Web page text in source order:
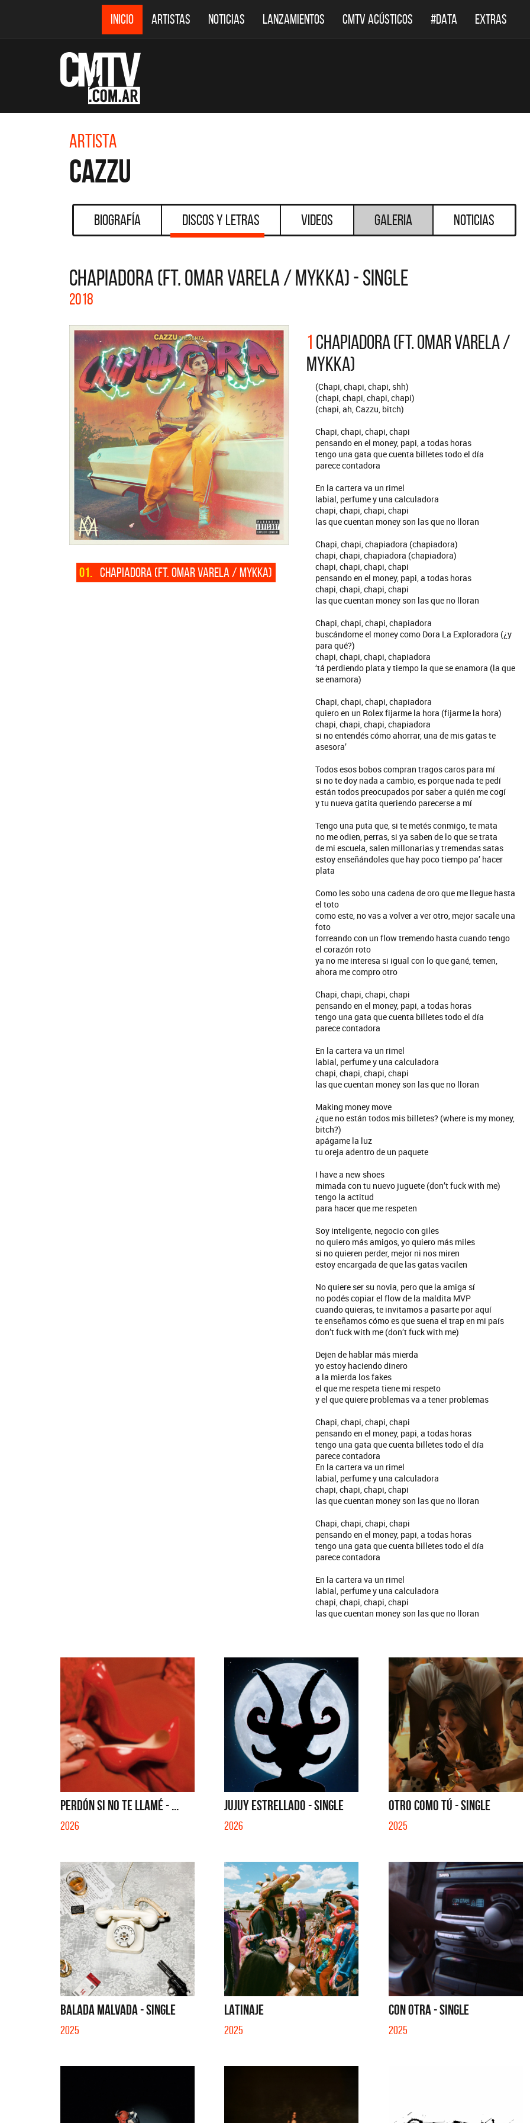
INICIO ARTISTAS NOTICIAS LANZAMIENTOS CMTV ACÚSTICOS #DATA EXTRAS
Artista
Cazzu
Biografía Discos y Letras Videos Galeria Noticias
CHAPIADORA (FT. OMAR VARELA / MYKKA) - SINGLE
2018
01. CHAPIADORA (FT. OMAR VARELA / MYKKA)
1 CHAPIADORA (FT. OMAR VARELA /
MYKKA)
(Chapi, chapi, chapi, shh)
(chapi, chapi, chapi, chapi)
(chapi, ah, Cazzu, bitch)
Chapi, chapi, chapi, chapi
pensando en el money, papi, a todas horas
tengo una gata que cuenta billetes todo el día
parece contadora
En la cartera va un rimel
labial, perfume y una calculadora
chapi, chapi, chapi, chapi
las que cuentan money son las que no lloran
Chapi, chapi, chapiadora (chapiadora)
chapi, chapi, chapiadora (chapiadora)
chapi, chapi, chapi, chapi
pensando en el money, papi, a todas horas
chapi, chapi, chapi, chapi
las que cuentan money son las que no lloran
Chapi, chapi, chapi, chapiadora
buscándome el money como Dora La Exploradora (¿y
para qué?)
chapi, chapi, chapi, chapiadora
‘tá perdiendo plata y tiempo la que se enamora (la que
se enamora)
Chapi, chapi, chapi, chapiadora
quiero en un Rolex fijarme la hora (fijarme la hora)
chapi, chapi, chapi, chapiadora
si no entendés cómo ahorrar, una de mis gatas te
asesora’
Todos esos bobos compran tragos caros para mí
si no te doy nada a cambio, es porque nada te pedí
están todos preocupados por saber a quién me cogí
y tu nueva gatita queriendo parecerse a mí
Tengo una puta que, si te metés conmigo, te mata
no me odien, perras, si ya saben de lo que se trata
de mi escuela, salen millonarias y tremendas satas
estoy enseñándoles que hay poco tiempo pa’ hacer
plata
Como les sobo una cadena de oro que me llegue hasta
el toto
como este, no vas a volver a ver otro, mejor sacale una
foto
forreando con un flow tremendo hasta cuando tengo
el corazón roto
ya no me interesa si igual con lo que gané, temen,
ahora me compro otro
Chapi, chapi, chapi, chapi
pensando en el money, papi, a todas horas
tengo una gata que cuenta billetes todo el día
parece contadora
En la cartera va un rimel
labial, perfume y una calculadora
chapi, chapi, chapi, chapi
las que cuentan money son las que no lloran
Making money move
¿que no están todos mis billetes? (where is my money,
bitch?)
apágame la luz
tu oreja adentro de un paquete
I have a new shoes
mimada con tu nuevo juguete (don’t fuck with me)
tengo la actitud
para hacer que me respeten
Soy inteligente, negocio con giles
no quiero más amigos, yo quiero más miles
si no quieren perder, mejor ni nos miren
estoy encargada de que las gatas vacilen
No quiere ser su novia, pero que la amiga sí
no podés copiar el flow de la maldita MVP
cuando quieras, te invitamos a pasarte por aquí
te enseñamos cómo es que suena el trap en mi país
don’t fuck with me (don’t fuck with me)
Dejen de hablar más mierda
yo estoy haciendo dinero
a la mierda los fakes
el que me respeta tiene mi respeto
y el que quiere problemas va a tener problemas
Chapi, chapi, chapi, chapi
pensando en el money, papi, a todas horas
tengo una gata que cuenta billetes todo el día
parece contadora
En la cartera va un rimel
labial, perfume y una calculadora
chapi, chapi, chapi, chapi
las que cuentan money son las que no lloran
Chapi, chapi, chapi, chapi
pensando en el money, papi, a todas horas
tengo una gata que cuenta billetes todo el día
parece contadora
En la cartera va un rimel
labial, perfume y una calculadora
chapi, chapi, chapi, chapi
las que cuentan money son las que no lloran
PERDÓN SI NO TE LLAMÉ - ...
2026
JUJUY ESTRELLADO - SINGLE
2026
OTRO COMO TÚ - SINGLE
2025
BALADA MALVADA - SINGLE
2025
LATINAJE
2025
CON OTRA - SINGLE
2025
DESTACADOS
La colección completa de los CMTV
DESTACADOS
La Muela y Sus Amigos
QUE NO SE MUELA LA MUELA - SINGLE
La Joaqui
TE VI - SINGLE